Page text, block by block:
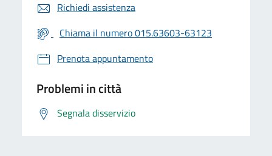
Richiedi assistenza
Chiama il numero 015.63603-63123
Prenota appuntamento
Problemi in città
Segnala disservizio